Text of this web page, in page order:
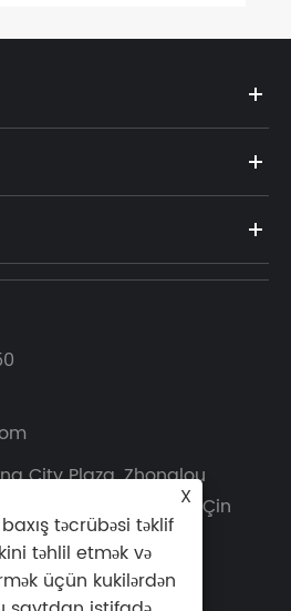
City Plaza, Zhonglou
Jiangsu Province, Çin
X
təcrübəsi təklif
təhlil etmək və
üçün kukilərdən